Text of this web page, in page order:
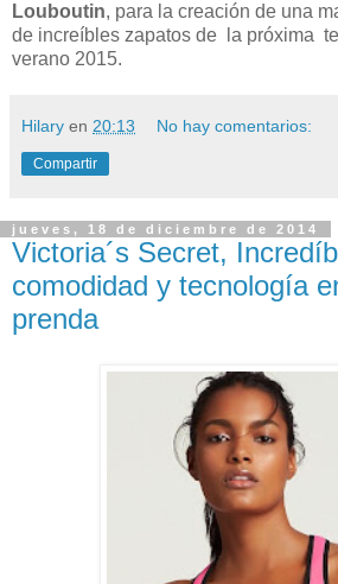
Louboutin, para la creación de una
de increíbles zapatos de la próxima
verano 2015.
Hilary en 20:13 No hay comentarios:
Compartir
jueves, 18 de diciembre de 2014
Victoria´s Secret,
comodidad y tecnología
prenda